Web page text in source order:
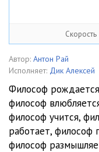
Скорость
Автор: Антон Рай
Исполняет: Дик Алексей
Философ
философ
философ учится,
работает, философ
философ